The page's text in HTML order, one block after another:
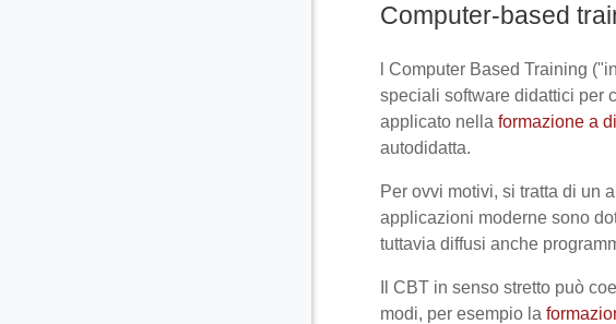
Computer-based
l Computer Based Training
speciali software didattici per
applicato nella formazione a
autodidatta.
Per ovvi motivi, si tratta di un
applicazioni moderne sono
tuttavia diffusi anche
Il CBT in senso stretto può
modi, per esempio la